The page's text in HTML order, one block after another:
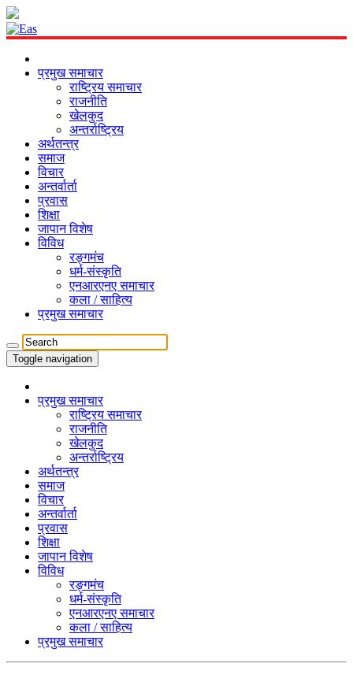
प्रमुख समाचार
राष्ट्रिय समाचार
राजनीति
खेलकुद
अन्तर्राष्ट्रिय
अर्थतन्त्र
समाज
विचार
अन्तर्वार्ता
प्रवास
शिक्षा
जापान विशेष
विविध
रङ्गमंच
धर्म-संस्कृति
एनआरएनए समाचार
कला / साहित्य
प्रमुख समाचार
Toggle navigation
प्रमुख समाचार
राष्ट्रिय समाचार
राजनीति
खेलकुद
अन्तर्राष्ट्रिय
अर्थतन्त्र
समाज
विचार
अन्तर्वार्ता
प्रवास
शिक्षा
जापान विशेष
विविध
रङ्गमंच
धर्म-संस्कृति
एनआरएनए समाचार
कला / साहित्य
प्रमुख समाचार